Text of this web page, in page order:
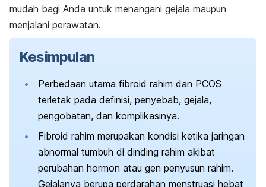
mudah bagi Anda untuk menangani gejala maupun
menjalani perawatan.
Kesimpulan
Perbedaan utama fibroid rahim dan PCOS
terletak pada definisi, penyebab, gejala,
pengobatan, dan komplikasinya.
Fibroid rahim merupakan kondisi ketika jaringan
abnormal tumbuh di dinding rahim akibat
perubahan hormon atau gen penyusun rahim.
Gejalanya berupa perdarahan menstruasi hebat